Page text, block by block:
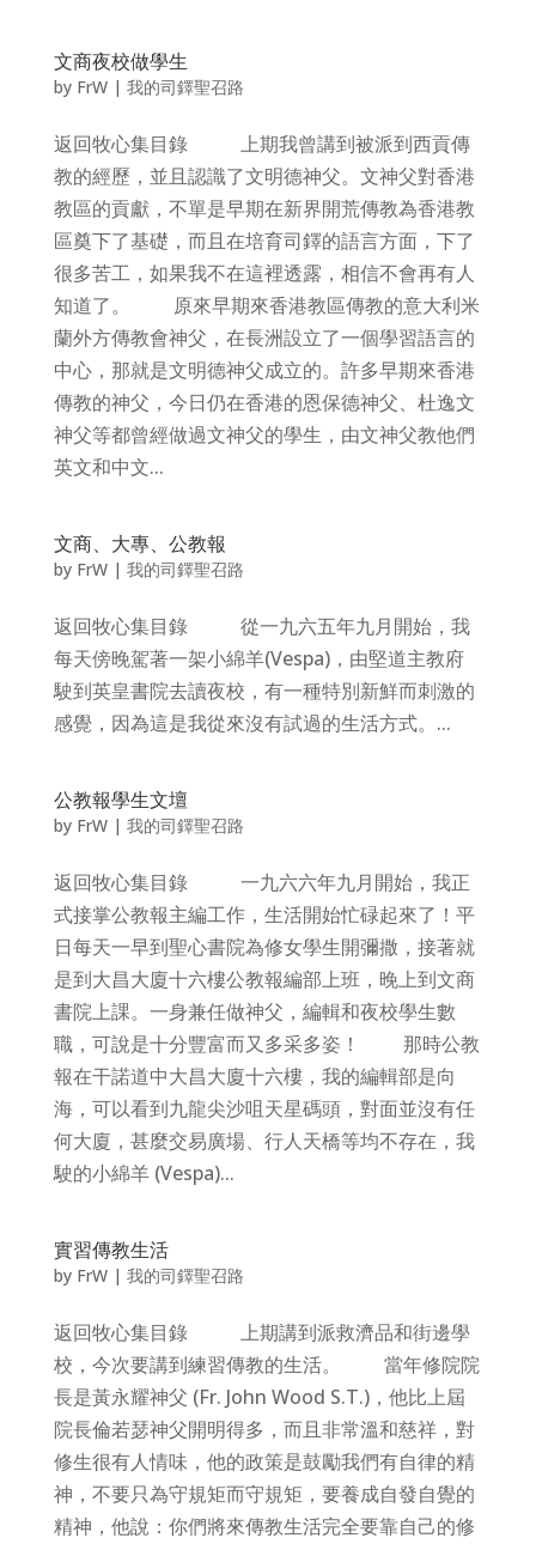
文商夜校做學生
by FrW| 我的司鐸聖召路
返回牧心集目錄 上期我曾講到被派到西貢傳
教的經歷，並且認識了文明德神父。文神父對香港
教區的貢獻，不單是早期在新界開荒傳教為香港教
區奠下了基礎，而且在培育司鐸的語言方面，下了
很多苦工，如果我不在這裡透露，相信不會再有人
知道了。 原來早期來香港教區傳教的意大利米
蘭外方傳教會神父，在長洲設立了一個學習語言的
中心，那就是文明德神父成立的。許多早期來香港
傳教的神父，今日仍在香港的恩保德神父、杜逸文
神父等都曾經做過文神父的學生，由文神父教他們
英文和中文...
文商、大專、公教報
by FrW| 我的司鐸聖召路
返回牧心集目錄 從一九六五年九月開始，我
每天傍晚駕著一架小綿羊(Vespa)，由堅道主教府
駛到英皇書院去讀夜校，有一種特別新鮮而刺激的
感覺，因為這是我從來沒有試過的生活方式。...
公教報學生文壇
by FrW| 我的司鐸聖召路
返回牧心集目錄 一九六六年九月開始，我正
式接掌公教報主編工作，生活開始忙碌起來了！平
日每天一早到聖心書院為修女學生開彌撒，接著就
是到大昌大廈十六樓公教報編部上班，晚上到文商
書院上課。一身兼任做神父，編輯和夜校學生數
職，可說是十分豐富而又多采多姿！ 那時公教
報在干諾道中大昌大廈十六樓，我的編輯部是向
海，可以看到九龍尖沙咀天星碼頭，對面並沒有任
何大廈，甚麼交易廣場、行人天橋等均不存在，我
駛的小綿羊 (Vespa)...
實習傳教生活
by FrW| 我的司鐸聖召路
返回牧心集目錄 上期講到派救濟品和街邊學
校，今次要講到練習傳教的生活。 當年修院院
長是黃永耀神父 (Fr. John Wood S.T.)，他比上屆
院長倫若瑟神父開明得多，而且非常溫和慈祥，對
修生很有人情味，他的政策是鼓勵我們有自律的精
神，不要只為守規矩而守規矩，要養成自發自覺的
精神，他說：你們將來傳教生活完全要靠自己的修